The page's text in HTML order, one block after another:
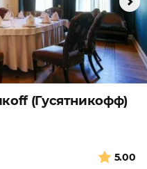
(Гусятникофф)
5.00